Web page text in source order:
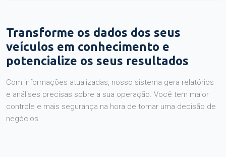
Transforme os dados dos seus
veículos em conhecimento e
potencialize os seus resultados
Com informações atualizadas, nosso sistema gera relatórios
e análises precisas sobre a sua operação. Você tem maior
controle e mais segurança na hora de tomar uma decisão de
negócios.